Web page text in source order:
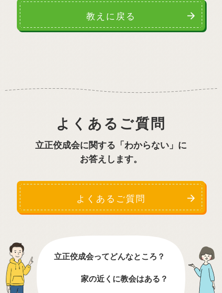
教えに戻る
よくあるご質問
立正佼成会に関する「わからない」に
お答えします。
よくあるご質問
立正佼成会ってどんなところ？
家の近くに教会はある？